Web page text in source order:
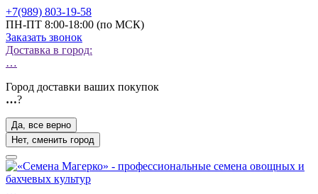
+7(989) 803-19-58
ПН-ПТ 8:00-18:00 (по МСК)
Заказать звонок
Доставка в город:
…
Город доставки ваших покупок
…?
Да, все верно
Нет, сменить город
…